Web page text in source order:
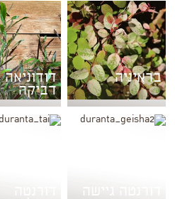
בראיניה דודוניאה
דביקה
דורנטה גיישה